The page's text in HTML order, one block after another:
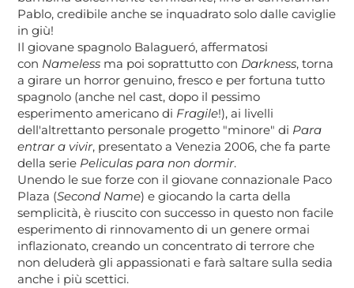
Pablo, credibile anche se inquadrato solo dalle caviglie
in giù!
Il giovane spagnolo Balagueró, affermatosi
con Nameless ma poi soprattutto con Darkness, torna
a girare un horror genuino, fresco e per fortuna tutto
spagnolo (anche nel cast, dopo il pessimo
esperimento americano di Fragile!), ai livelli
dell'altrettanto personale progetto "minore" di Para
entrar a vivir, presentato a Venezia 2006, che fa parte
della serie Peliculas para non dormir.
Unendo le sue forze con il giovane connazionale Paco
Plaza (Second Name) e giocando la carta della
semplicità, è riuscito con successo in questo non facile
esperimento di rinnovamento di un genere ormai
inflazionato, creando un concentrato di terrore che
non deluderà gli appassionati e farà saltare sulla sedia
anche i più scettici.